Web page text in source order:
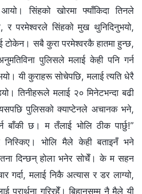
आयो। सिंहको खोरमा फ्याँकिदा तिनले
र परमेश्‍वरले सिंहको मुख थुनिदिनुभयो,
टोकेन। सबै कुरा परमेश्‍वरकै हातमा हुन्छ,
पुलिसले मलाई केही पनि गर्न
यी कुराहरू सोचेपछि, मलाई त्यति धेरै
तिनीहरूले मलाई २० मिनेटभन्दा बढी
पुलिसको क्याप्टेनले अचानक भने,
छ। म तँलाई भोलि ठीक पार्छु!”
निस्किए। भोलि मैले केही बताइनँ भने
दिन्छन् होला भनेर सोचेँ। के म सहन
गर्दा, मलाई निकै अत्यास र डर लाग्यो,
प्रार्थना गरिरहेँ। बिहानसम्‍म नै मैले यी